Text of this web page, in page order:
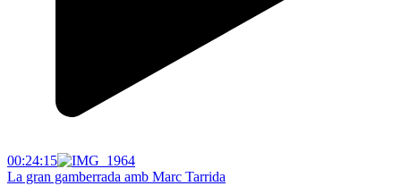
00:24:15
La gran gamberrada amb Marc Tarrida